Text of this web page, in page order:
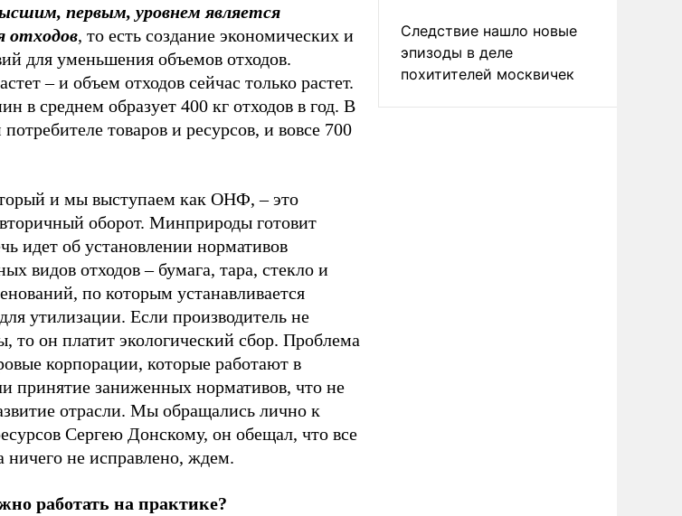
первым, уровнем является
отходов, то есть создание экономических и
для уменьшения объемов отходов.
– и объем отходов сейчас только растет.
в среднем образует 400 кг отходов в год. В
товаров и ресурсов, и вовсе 700
и мы выступаем как ОНФ, – это
оборот. Минприроды готовит
идет об установлении нормативов
видов отходов – бумага, тара, стекло и
по которым устанавливается
утилизации. Если производитель не
то он платит экологический сбор. Проблема
корпорации, которые работают в
принятие заниженных нормативов, что не
отрасли. Мы обращались лично к
Сергею Донскому, он обещал, что все
ничего не исправлено, ждем.
работать на практике?
Следствие нашло новые
эпизоды в деле
похитителей москвичек